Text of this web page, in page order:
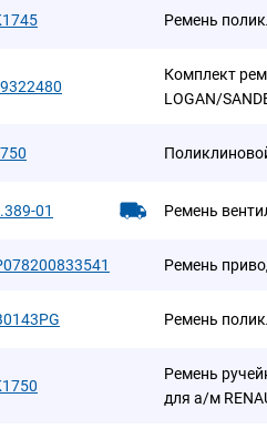
Ремень
Комплект
LOGAN/
01 Ремень
Ремень
Ремень
Ремень
для а/м